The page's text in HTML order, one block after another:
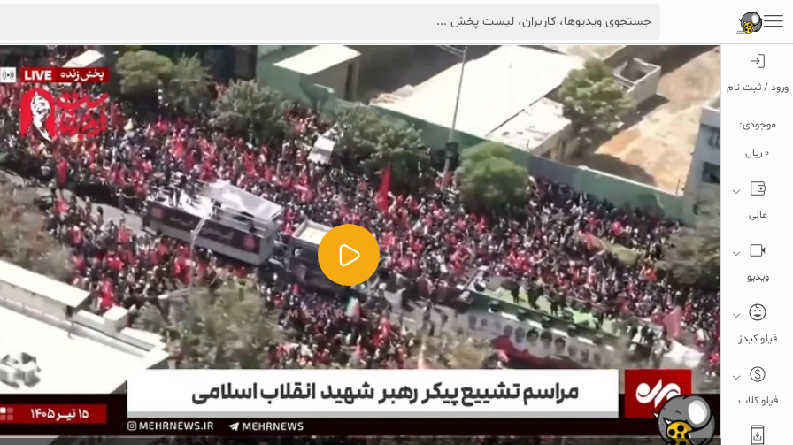
ورود / ثبت نام
موجودی:
0 ریال
مالی
ویدیو
فیلو کیدز
فیلو کلاب
5
تبلیغ 1 از 2